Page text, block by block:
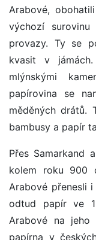
Arabové,
výchozí
provazy. Ty se
kvasit v
mlýnskými
papírovina se
měděných drátů.
bambusy a papír
Přes Samarkand
kolem roku 900
Arabové přenesli
odtud papír ve
Arabové na jeho
papírna v